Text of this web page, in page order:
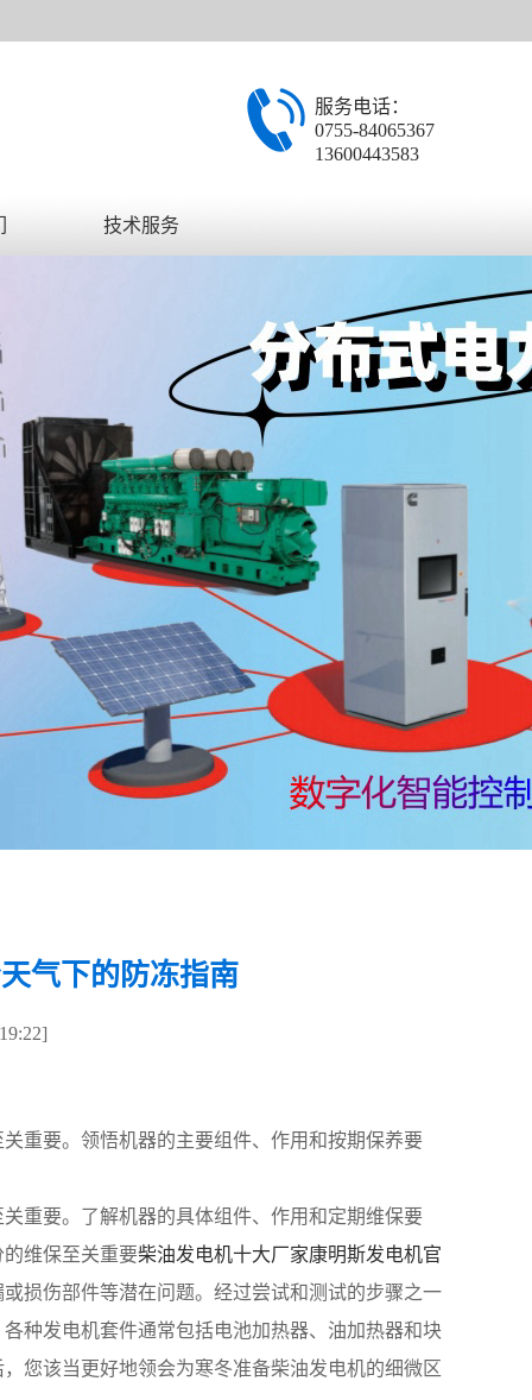
服务电话：
0755-84065367
13600443583
技术服务
气下的防冻指南
重要。领悟机器的主要组件、作用和按期保养要
重要。了解机器的具体组件、作用和定期维保要
维保至关重要柴油发电机十大厂家康明斯发电机官
损伤部件等潜在问题。经过尝试和测试的步骤之一
种发电机套件通常包括电池加热器、油加热器和块
您该当更好地领会为寒冬准备柴油发电机的细微区